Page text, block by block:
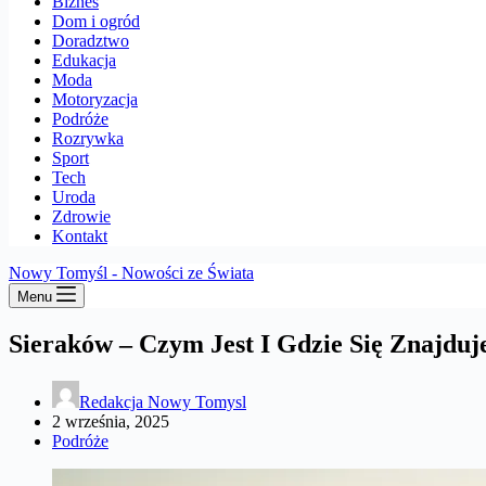
Dom i ogród
Doradztwo
Edukacja
Moda
Motoryzacja
Podróże
Rozrywka
Sport
Tech
Uroda
Zdrowie
Kontakt
Nowy Tomyśl - Nowości ze Świata
Menu
Sieraków – Czym Jest I Gdzie Się
Redakcja Nowy Tomysl
2 września, 2025
Podróże